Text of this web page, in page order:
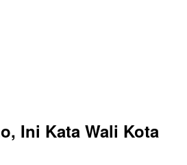
Ini Kata Wali Kota